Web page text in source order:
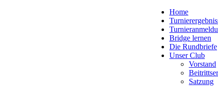
Home
Bridge lernen
Die Rundbriefe
Unser Club
Vorstand
Satzung